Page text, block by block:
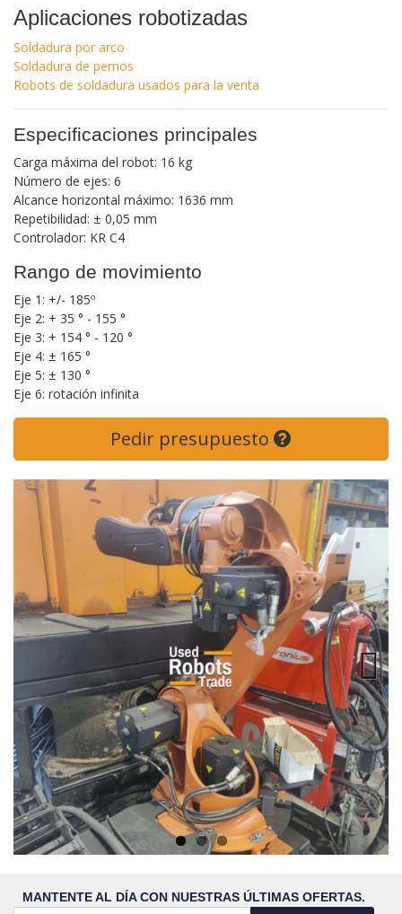
Aplicaciones robotizadas
Soldadura por arco
Soldadura de pernos
Robots de soldadura usados ​​para la venta
Especificaciones principales
Carga máxima del robot: 16 kg
Número de ejes: 6
Alcance horizontal máximo: 1636 mm
Repetibilidad: ± 0,05 mm
Controlador: KR C4
Rango de movimiento
Eje 1: +/- 185º
Eje 2: + 35 ° - 155 °
Eje 3: + 154 ° - 120 °
Eje 4: ± 165 °
Eje 5: ± 130 °
Eje 6: rotación infinita
Pedir presupuesto
Next
MANTENTE AL DÍA CON NUESTRAS ÚLTIMAS OFERTAS.